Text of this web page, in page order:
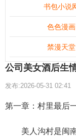
书包小说
色色漫画
禁漫天堂
公司美女酒后生
发布:2026-05-31 02:41
第一章：村里最后
美人沟村是闽南